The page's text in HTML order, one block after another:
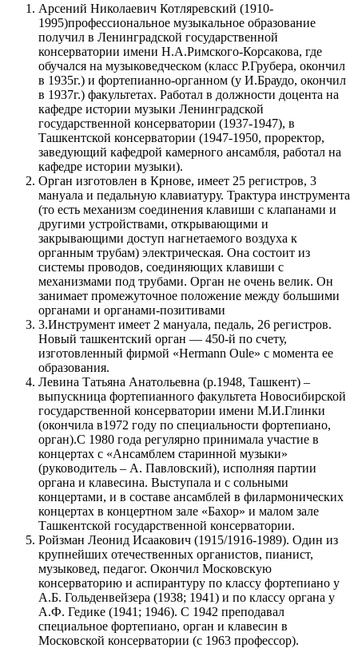
Арсений Николаевич Котляревский (1910-
1995)профессиональное музыкальное образование
получил в Ленинградской государственной
консерватории имени Н.А.Римского-Корсакова, где
обучался на музыковедческом (класс Р.Грубера, окончил
в 1935г.) и фортепианно-органном (у И.Браудо, окончил
в 1937г.) факультетах. Работал в должности доцента на
кафедре истории музыки Ленинградской
государственной консерватории (1937-1947), в
Ташкентской консерватории (1947-1950, проректор,
заведующий кафедрой камерного ансамбля, работал на
кафедре истории музыки).
Орган изготовлен в Крнове, имеет 25 регистров, 3
мануала и педальную клавиатуру. Трактура инструмента
(то есть механизм соединения клавиши с клапанами и
другими устройствами, открывающими и
закрывающими доступ нагнетаемого воздуха к
органным трубам) электрическая. Она состоит из
системы проводов, соединяющих клавиши с
механизмами под трубами. Орган не очень велик. Он
занимает промежуточное положение между большими
органами и органами-позитивами
3.Инструмент имеет 2 мануала, педаль, 26 регистров.
Новый ташкентский орган — 450-й по счету,
изготовленный фирмой «Hermann Oule» с момента ее
образования.
Левина Татьяна Анатольевна (р.1948, Ташкент) –
выпускница фортепианного факультета Новосибирской
государственной консерватории имени М.И.Глинки
(окончила в1972 году по специальности фортепиано,
орган).С 1980 года регулярно принимала участие в
концертах с «Ансамблем старинной музыки»
(руководитель – А. Павловский), исполняя партии
органа и клавесина. Выступала и с сольными
концертами, и в составе ансамблей в филармонических
концертах в концертном зале «Бахор» и малом зале
Ташкентской государственной консерватории.
Ройзман Леонид Исаакович (1915/1916-1989). Один из
крупнейших отечественных органистов, пианист,
музыковед, педагог. Окончил Московскую
консерваторию и аспирантуру по классу фортепиано у
А.Б. Гольденвейзера (1938; 1941) и по классу органа у
А.Ф. Гедике (1941; 1946). С 1942 преподавал
специальное фортепиано, орган и клавесин в
Московской консерватории (с 1963 профессор).